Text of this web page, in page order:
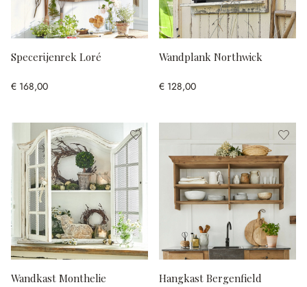
Specerijenrek Loré
€ 168,00
Wandplank Northwick
€ 128,00
Wandkast Monthelie Hangkast Bergenfield